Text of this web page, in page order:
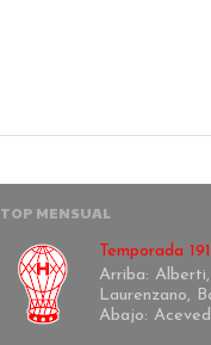
TOP MENSUAL
Temporada
Arriba:
Laurenzano,
Abajo: